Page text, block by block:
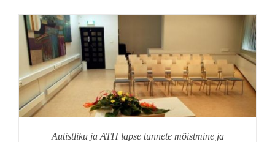
Autistliku ja ATH lapse tunnete mõistmine ja